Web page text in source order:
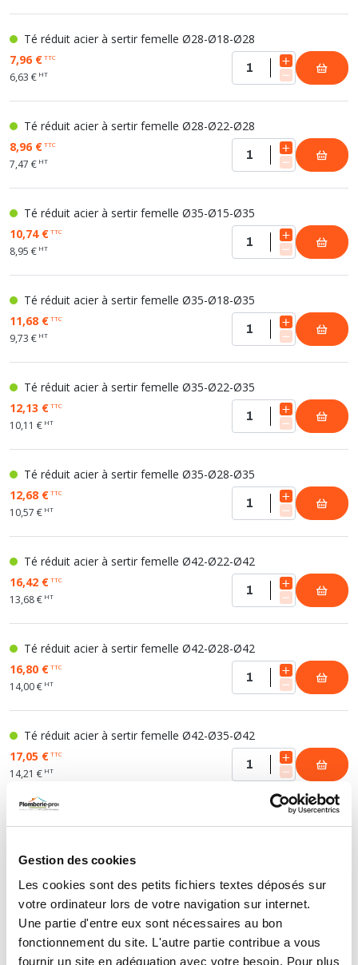
Gestion des cookies
Les cookies sont des petits fichiers textes déposés sur
votre ordinateur lors de votre navigation sur internet.
Une partie d'entre eux sont nécessaires au bon
fonctionnement du site. L'autre partie contribue a vous
fournir un site en adéquation avec votre besoin. Pour plus
Té réduit acier à sertir femelle Ø28-Ø18-Ø28
7,96 €TTC
6,63 € HT
Té réduit acier à sertir femelle Ø28-Ø22-Ø28
8,96 €TTC
7,47 € HT
Té réduit acier à sertir femelle Ø35-Ø15-Ø35
10,74 €TTC
8,95 € HT
Té réduit acier à sertir femelle Ø35-Ø18-Ø35
11,68 €TTC
9,73 € HT
Té réduit acier à sertir femelle Ø35-Ø22-Ø35
12,13 €TTC
10,11 € HT
Té réduit acier à sertir femelle Ø35-Ø28-Ø35
12,68 €TTC
10,57 € HT
Té réduit acier à sertir femelle Ø42-Ø22-Ø42
16,42 €TTC
13,68 € HT
Té réduit acier à sertir femelle Ø42-Ø28-Ø42
16,80 €TTC
14,00 € HT
Té réduit acier à sertir femelle Ø42-Ø35-Ø42
17,05 €TTC
14,21 € HT
Té réduit acier à sertir femelle Ø54-Ø22-Ø54
15,73 €HT
Té réduit acier à sertir femelle Ø54-Ø28-Ø54
20,14 €TTC
16,78 € HT